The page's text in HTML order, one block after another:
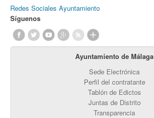
Redes Sociales Ayuntamiento
Síguenos
Ayuntamiento de Málaga
Sede Electrónica
Perfil del contratante
Tablón de Edictos
Juntas de Distrito
Transparencia